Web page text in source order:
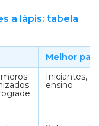
a lápis: tabela
Melhor para
Iniciantes,
ensino